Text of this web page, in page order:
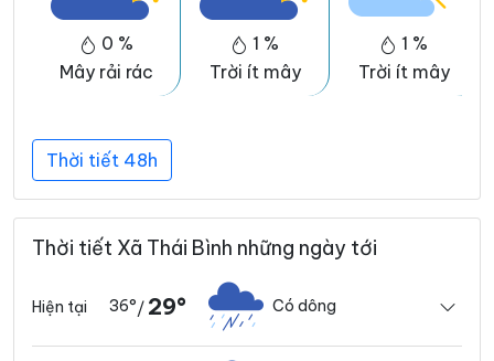
0 %
Mây rải rác
1 %
Trời ít mây
1 %
Trời ít mây
Thời tiết 48h
Thời tiết Xã Thái Bình những ngày tới
Hiện tại 36°/ 29° Có dông